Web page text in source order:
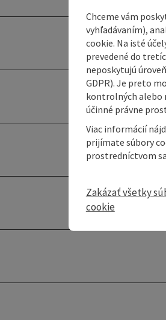
Chceme vám
vyhľadávaním),
cookie. Na isté
prevedené do
neposkytujú
GDPR). Je preto
kontrolných alebo
účinné právne
Viac informácií
prijímate súbory
prostredníctvom
Zakázať všetky
cookie